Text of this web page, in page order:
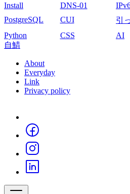
Install DNS-01
PostgreSQL
CUI 引
Python
CSS
AI
自鯖
フ
ッ
About
Everyday
Link
Privacy policy
Social